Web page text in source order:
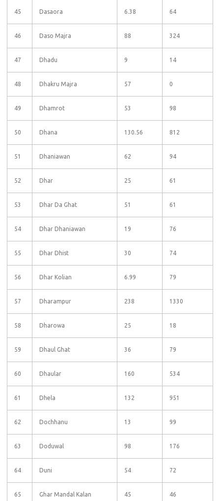
45 Dasaora 6.38 64
46 Daso Majra 88 324
47 Dhadu 9 14
48 Dhakru Majra 57 0
49 Dhamrot 53 98
50 Dhana 130.56 812
51 Dhaniawan 62 94
52 Dhar 25 61
53 Dhar Da Ghat 51 61
54 Dhar Dhaniawan 19 76
55 Dhar Dhist 30 74
56 Dhar Kolian 6.99 79
57 Dharampur 238 1330
58 Dharowa 25 18
59 Dhaul Ghat 36 79
60 Dhaular 160 534
61 Dhela 132 951
62 Dochhanu 13 99
63 Doduwal 98 176
64 Duni 54 72
65 Ghar Mandal Kalan 45 46